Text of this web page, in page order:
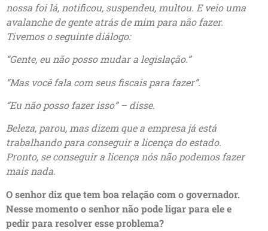
nossa foi lá, notificou, suspendeu, multou. E veio uma
avalanche de gente atrás de mim para não fazer.
Tivemos o seguinte diálogo:
“Gente, eu não posso mudar a legislação.”
“Mas você fala com seus fiscais para fazer”.
“Eu não posso fazer isso” – disse.
Beleza, parou, mas dizem que a empresa já está
trabalhando para conseguir a licença do estado.
Pronto, se conseguir a licença nós não podemos fazer
mais nada.
O senhor diz que tem boa relação com o governador.
Nesse momento o senhor não pode ligar para ele e
pedir para resolver esse problema?